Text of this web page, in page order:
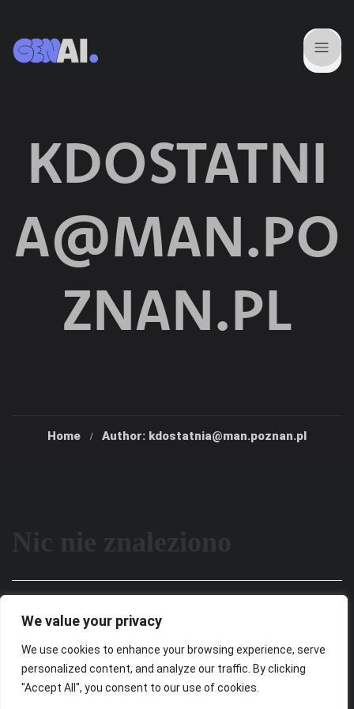
We value your privacy
We use cookies to enhance your browsing experience, serve
personalized content, and analyze our traffic. By clicking
"Accept All", you consent to our use of cookies.
KDOSTATNI
A@MAN.PO
ZNAN.PL
Home Author: kdostatnia@man.poznan.pl
szukasz. Być może wyszukiwanie może pomóc.